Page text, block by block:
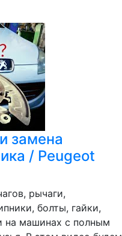
замена
/ Peugeot
рычаги,
болты, гайки,
на машинах с полным